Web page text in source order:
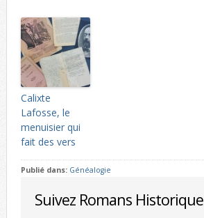
Calixte
Lafosse, le
menuisier qui
fait des vers
Publié dans: Généalogie
Suivez Romans Historique